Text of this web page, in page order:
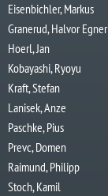
Eisenbichler, Markus
Granerud, Halvor Egner
Hoerl, Jan
Kobayashi, Ryoyu
Kraft, Stefan
Lanisek, Anze
Paschke, Pius
Prevc, Domen
Raimund, Philipp
Stoch, Kamil